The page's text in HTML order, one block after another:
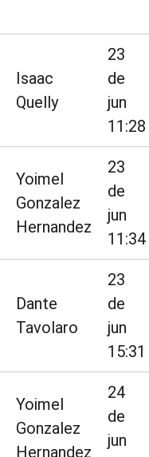
Isaac
Quelly
23
de
jun
11:28
Yoimel
Gonzalez
Hernandez
23
de
jun
11:34
Dante
Tavolaro
23
de
jun
15:31
Yoimel
Gonzalez
Hernandez
24
de
jun